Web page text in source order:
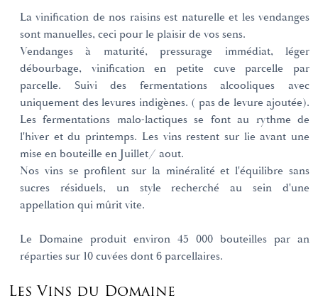
La vinification de nos raisins est naturelle et les vendanges
sont manuelles, ceci pour le plaisir de vos sens.
Vendanges à maturité, pressurage immédiat, léger
débourbage, vinification en petite cuve parcelle par
parcelle. Suivi des fermentations alcooliques avec
uniquement des levures indigènes. ( pas de levure ajoutée).
Les fermentations malo-lactiques se font au rythme de
l'hiver et du printemps. Les vins restent sur lie avant une
mise en bouteille en Juillet/ aout.
Nos vins se profilent sur la minéralité et l'équilibre sans
sucres résiduels, un style recherché au sein d'une
appellation qui mûrit vite.
Le Domaine produit environ 45 000 bouteilles par an
réparties sur 10 cuvées dont 6 parcellaires.
Les Vins du Domaine